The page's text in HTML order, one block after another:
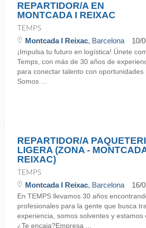
REPARTIDOR/A EN
MONTCADA I REIXAC
TEMPS
Montcada I Reixac, Barcelona 10/
¡Impulsa tu futuro en logística! Únete
Temps, con más de 30 años de
para conectar talento con oportunidades
Somos ...
REPARTIDOR/A
LIGERA (ZONA -
REIXAC)
TEMPS
Montcada I Reixac, Barcelona 16/
En TEMPS llevamos 30 años
profesionales para la gente que busca
experiencia, somos solventes y estamos
¿Te encaja?Empresa ...